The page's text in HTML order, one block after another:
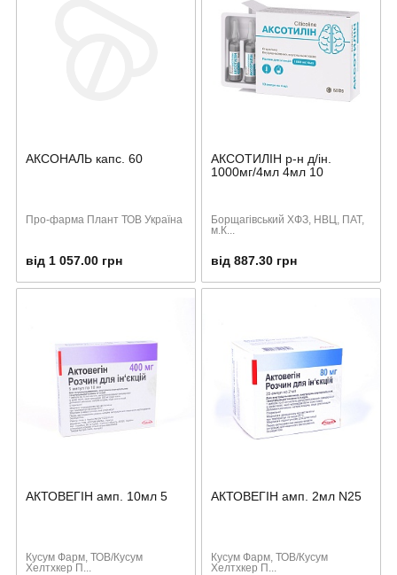
АКСОНАЛЬ капс. 60
Про-фарма Плант ТОВ Україна
від 1 057.00 грн
АКСОТИЛІН р-н д/ін.
1000мг/4мл 4мл 10
Борщагівський ХФЗ, НВЦ, ПАТ,
м.К...
від 887.30 грн
АКТОВЕГІН амп. 10мл 5
Кусум Фарм, ТОВ/Кусум
Хелтхкер П...
АКТОВЕГІН амп. 2мл N25
Кусум Фарм, ТОВ/Кусум
Хелтхкер П...